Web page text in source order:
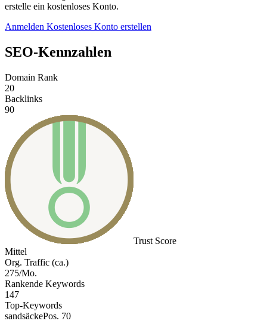
erstelle ein kostenloses Konto.
Anmelden Kostenloses Konto erstellen
SEO-Kennzahlen
Domain Rank
20
Backlinks
90
Trust Score
Mittel
Org. Traffic (ca.)
275/Mo.
Rankende Keywords
147
Top-Keywords
sandsäckePos. 70